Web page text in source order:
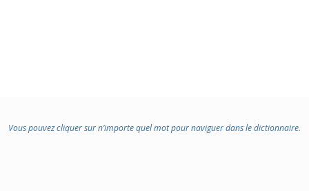
Vous pouvez cliquer sur n’importe quel mot pour naviguer dans le dictionnaire.